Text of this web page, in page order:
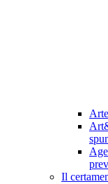
Il